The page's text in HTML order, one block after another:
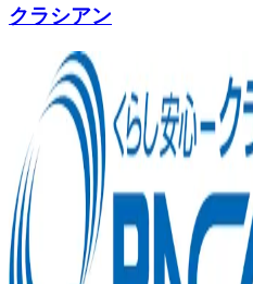
クラシアン